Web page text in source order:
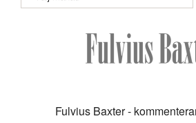
Fulvius Baxter -